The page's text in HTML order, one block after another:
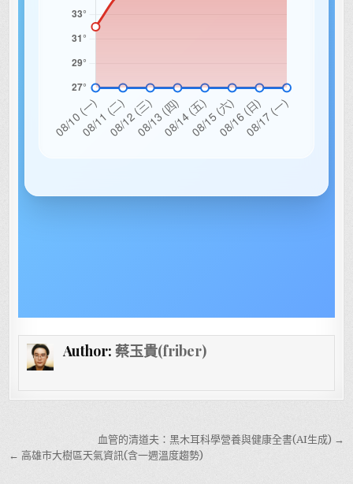
Author: 蔡玉貴(friber)
血管的清道夫：黑木耳科學營養與健康全書(AI生成) →
← 高雄市大樹區天氣資訊(含一週溫度趨勢)